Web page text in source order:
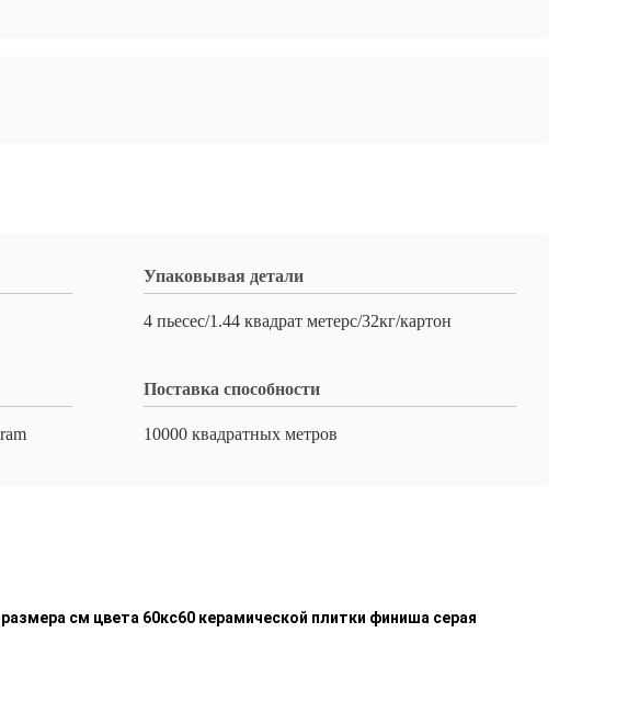
Упаковывая детали
4 пьесес/1.44 квадрат метерс/32кг/картон
Поставка способности
10000 квадратных метров
см цвета 60кс60 керамической плитки финиша серая